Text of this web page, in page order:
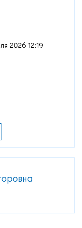
2026 12:19